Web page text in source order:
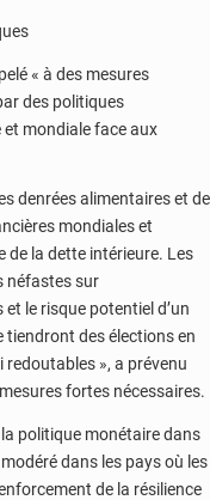
« à des mesures
des politiques
et mondiale face aux
denrées alimentaires et de
mondiales et
de la dette intérieure. Les
néfastes sur
le risque potentiel d’un
tiendront des élections en
», a prévenu
fortes nécessaires.
politique monétaire dans
dans les pays où les
de la résilience